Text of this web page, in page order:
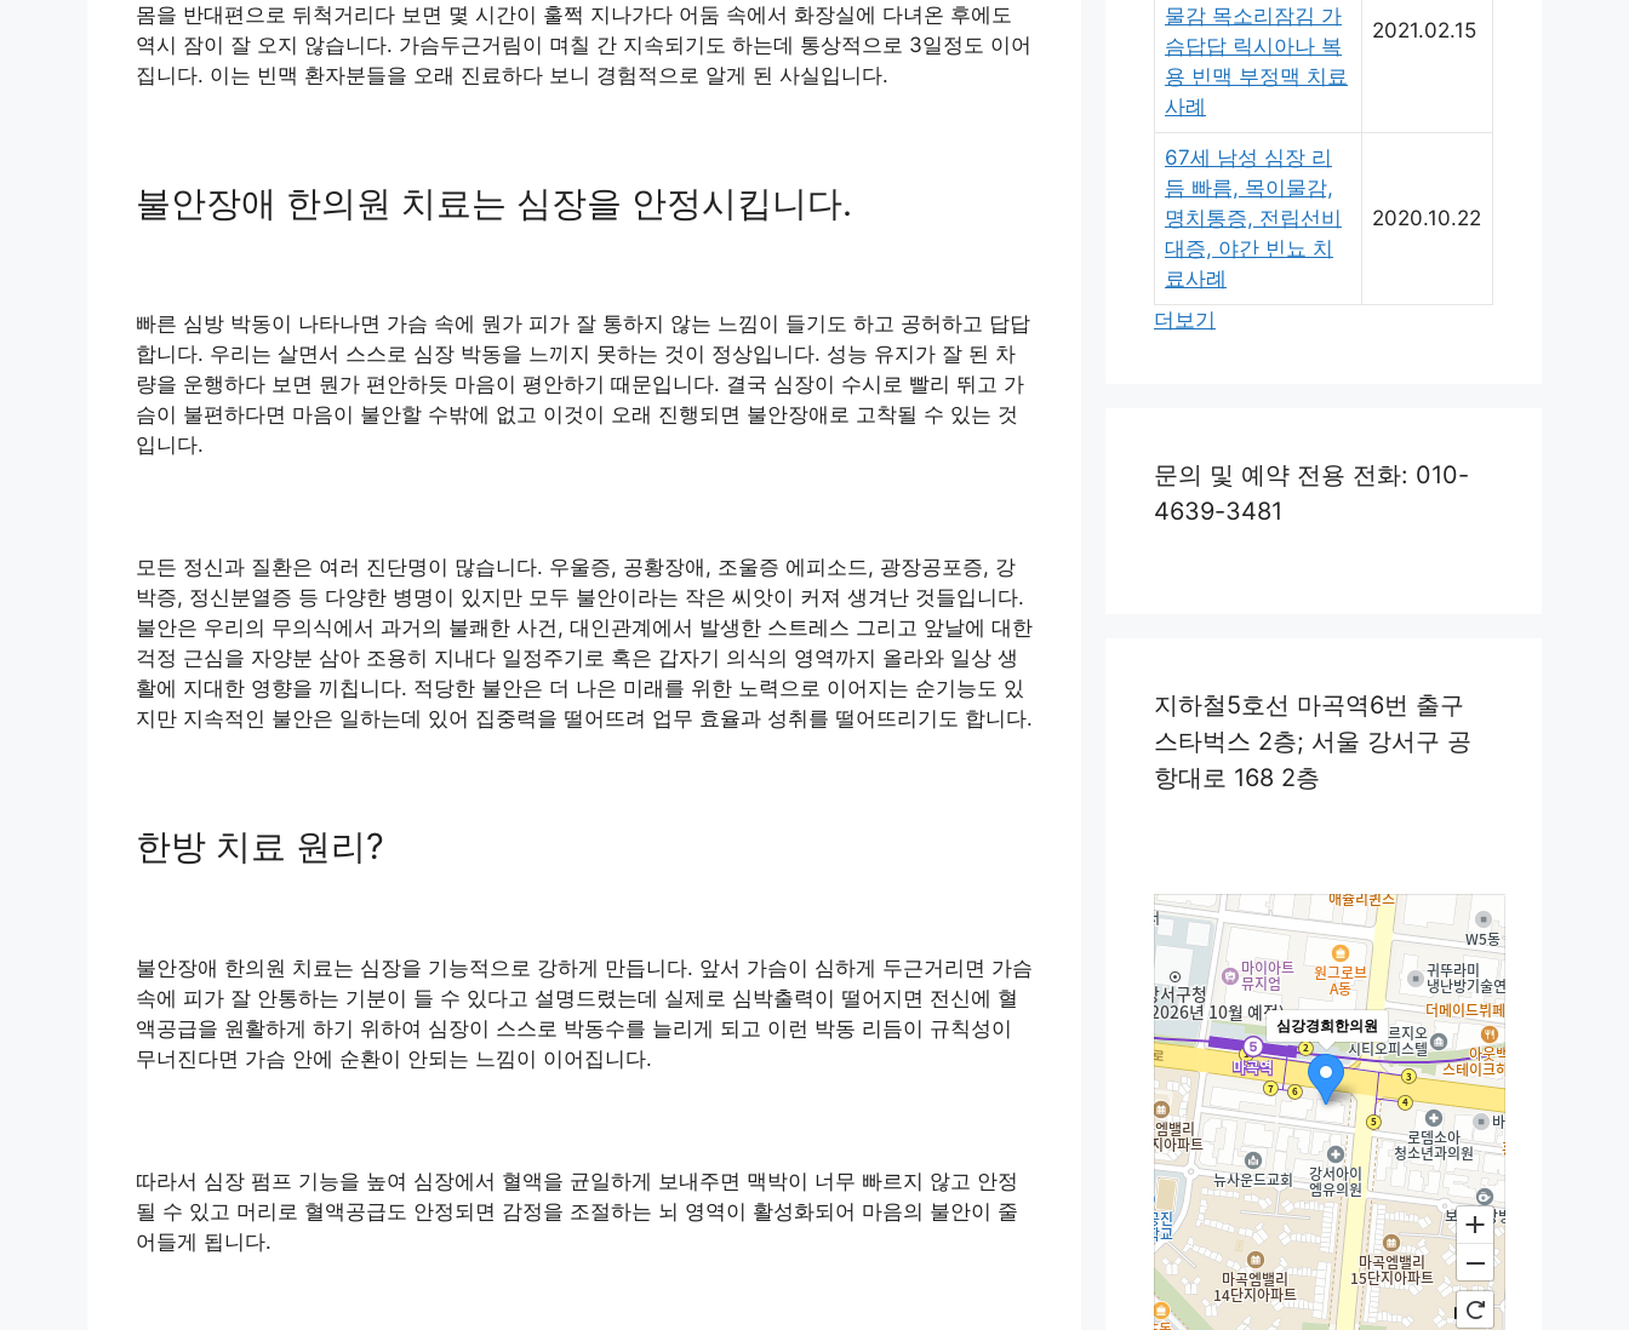
몸을 반대편으로 뒤척거리다 보면 몇 시간이 훌쩍 지나가다 어둠 속에서 화장실에 다녀온 후에도
역시 잠이 잘 오지 않습니다. 가슴두근거림이 며칠 간 지속되기도 하는데 통상적으로 3일정도 이어
집니다. 이는 빈맥 환자분들을 오래 진료하다 보니 경험적으로 알게 된 사실입니다.
불안장애 한의원 치료는 심장을 안정시킵니다.
빠른 심방 박동이 나타나면 가슴 속에 뭔가 피가 잘 통하지 않는 느낌이 들기도 하고 공허하고 답답
합니다. 우리는 살면서 스스로 심장 박동을 느끼지 못하는 것이 정상입니다. 성능 유지가 잘 된 차
량을 운행하다 보면 뭔가 편안하듯 마음이 평안하기 때문입니다. 결국 심장이 수시로 빨리 뛰고 가
슴이 불편하다면 마음이 불안할 수밖에 없고 이것이 오래 진행되면 불안장애로 고착될 수 있는 것
입니다.
모든 정신과 질환은 여러 진단명이 많습니다. 우울증, 공황장애, 조울증 에피소드, 광장공포증, 강
박증, 정신분열증 등 다양한 병명이 있지만 모두 불안이라는 작은 씨앗이 커져 생겨난 것들입니다.
불안은 우리의 무의식에서 과거의 불쾌한 사건, 대인관계에서 발생한 스트레스 그리고 앞날에 대한
걱정 근심을 자양분 삼아 조용히 지내다 일정주기로 혹은 갑자기 의식의 영역까지 올라와 일상 생
활에 지대한 영향을 끼칩니다. 적당한 불안은 더 나은 미래를 위한 노력으로 이어지는 순기능도 있
지만 지속적인 불안은 일하는데 있어 집중력을 떨어뜨려 업무 효율과 성취를 떨어뜨리기도 합니다.
한방 치료 원리?
불안장애 한의원 치료는 심장을 기능적으로 강하게 만듭니다. 앞서 가슴이 심하게 두근거리면 가슴
속에 피가 잘 안통하는 기분이 들 수 있다고 설명드렸는데 실제로 심박출력이 떨어지면 전신에 혈
액공급을 원활하게 하기 위하여 심장이 스스로 박동수를 늘리게 되고 이런 박동 리듬이 규칙성이
무너진다면 가슴 안에 순환이 안되는 느낌이 이어집니다.
따라서 심장 펌프 기능을 높여 심장에서 혈액을 균일하게 보내주면 맥박이 너무 빠르지 않고 안정
될 수 있고 머리로 혈액공급도 안정되면 감정을 조절하는 뇌 영역이 활성화되어 마음의 불안이 줄
어들게 됩니다.
물감 목소리잠김 가
슴답답 릭시아나 복
용 빈맥 부정맥 치료
사례
2021.02.15
67세 남성 심장 리
듬 빠름, 목이물감,
명치통증, 전립선비
대증, 야간 빈뇨 치
료사례
2020.10.22
더보기
문의 및 예약 전용 전화: 010-
4639-3481
지하철5호선 마곡역6번 출구
스타벅스 2층; 서울 강서구 공
항대로 168 2층
심강경희한의원